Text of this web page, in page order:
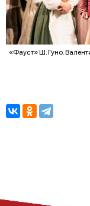
«Фауст» Ш. Гуно.